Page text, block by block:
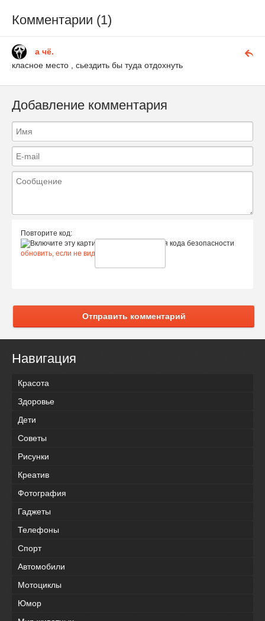
Комментарии (1)
а чё.
класное место , сьездить бы туда отдохнуть
Добавление комментария
Повторите код:
обновить, если не виден код
Отправить комментарий
Навигация
Красота
Здоровье
Дети
Советы
Рисунки
Креатив
Фотография
Гаджеты
Телефоны
Спорт
Автомобили
Мотоциклы
Юмор